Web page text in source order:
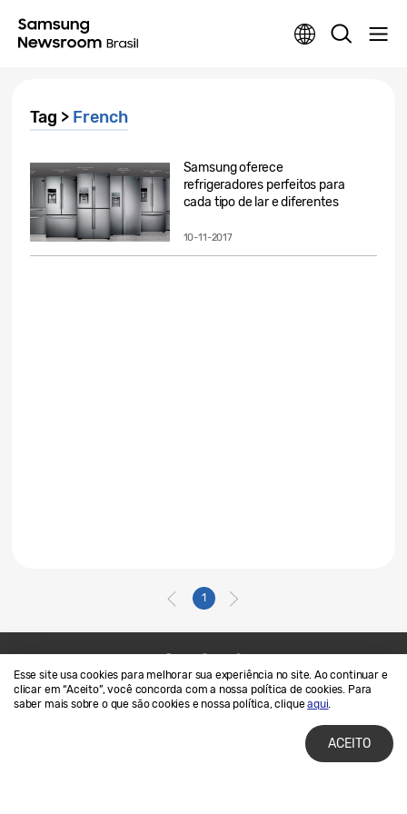
Esse site usa cookies para melhorar sua experiência no site. Ao continuar e
clicar em “Aceito”, você concorda com a nossa política de cookies. Para
saber mais sobre o que são cookies e nossa política, cliqueaqui.
ACEITO
Tag > French
Samsung oferece
refrigeradores perfeitos para
cada tipo de lar e diferentes
10-11-2017
1
Contato
SAMSUNG.COM
Termos de Uso
Privacidade e Cookies